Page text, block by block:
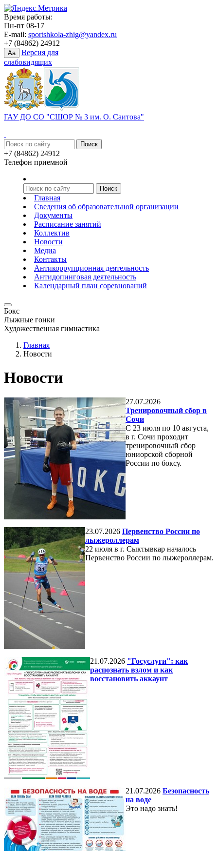
Время работы:
Пн-пт 08-17
E-mail: sportshkola-zhig@yandex.ru
+7 (84862) 24912
Aa
Версия для
слабовидящих
ГАУ ДО СО "СШОР № 3 им. О. Саитова"
+7 (84862) 24912
Телефон приемной
Главная
Сведения об образовательной организации
Документы
Расписание занятий
Коллектив
Новости
Медиа
Контакты
Антикоррупционная деятельность
Антидопинговая деятельность
Календарный план соревнований
Бокс
Лыжные гонки
Художественная гимнастика
Главная
Новости
Новости
27.07.2026
Тренировочный сбор в
Сочи
С 23 июля по 10 августа,
в г. Сочи проходит
тренировочный сбор
юниорской сборной
России по боксу.
23.07.2026 Первенство России по
лыжероллерам
22 июля в г. Сыктывкар началось
Первенство России по лыжероллерам.
21.07.2026 "Госуслуги": как
распознать взлом и как
восстановить аккаунт
21.07.2026 Безопасность
на воде
Это надо знать!